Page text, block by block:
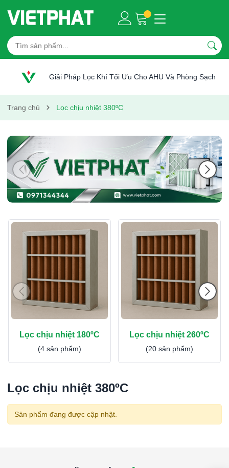
Giải Pháp Lọc Khí Tối Ưu Cho AHU Và Phòng Sạch
Trang chủ Lọc chịu nhiệt 380ºC
Lọc chịu nhiệt 180ºC
(4 sản phẩm)
Lọc chịu nhiệt 260ºC
(20 sản phẩm)
Lọc chịu nhiệt 380ºC
Sản phẩm đang được cập nhật.